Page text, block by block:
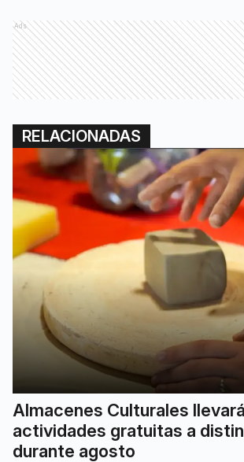
Ads
RELACIONADAS
Almacenes Culturales llevará
actividades gratuitas a
durante agosto